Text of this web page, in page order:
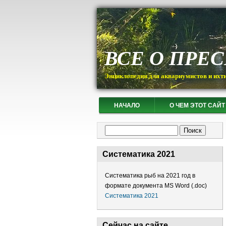
ВСЕ О
Энциклопедия для аквариумистов и
НАЧАЛО О ЧЕМ ЭТОТ САЙТ
Систематика 2021
Систематика рыб на 2021 год в
формате документа MS Word (.doc)
Систематика 2021